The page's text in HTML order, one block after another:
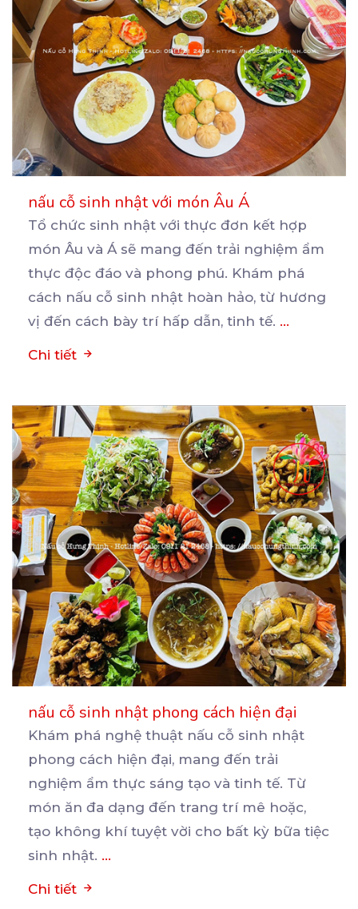
nấu cỗ sinh nhật với món Âu Á
Tổ chức sinh nhật với thực đơn kết hợp
món Âu và Á sẽ mang đến trải nghiệm ẩm
thực độc đáo và phong phú. Khám phá
cách nấu cỗ sinh nhật hoàn hảo, từ hương
vị đến cách bày trí hấp dẫn, tinh tế. ...
Chi tiết
nấu cỗ sinh nhật phong cách hiện đại
Khám phá nghệ thuật nấu cỗ sinh nhật
phong cách hiện đại, mang đến trải
nghiệm ẩm thực sáng tạo và tinh tế. Từ
món ăn đa dạng đến trang trí mê hoặc,
tạo không khí tuyệt vời cho bất kỳ bữa tiệc
sinh nhật. ...
Chi tiết